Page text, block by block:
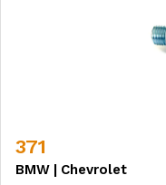
371
BMW | Chevrolet